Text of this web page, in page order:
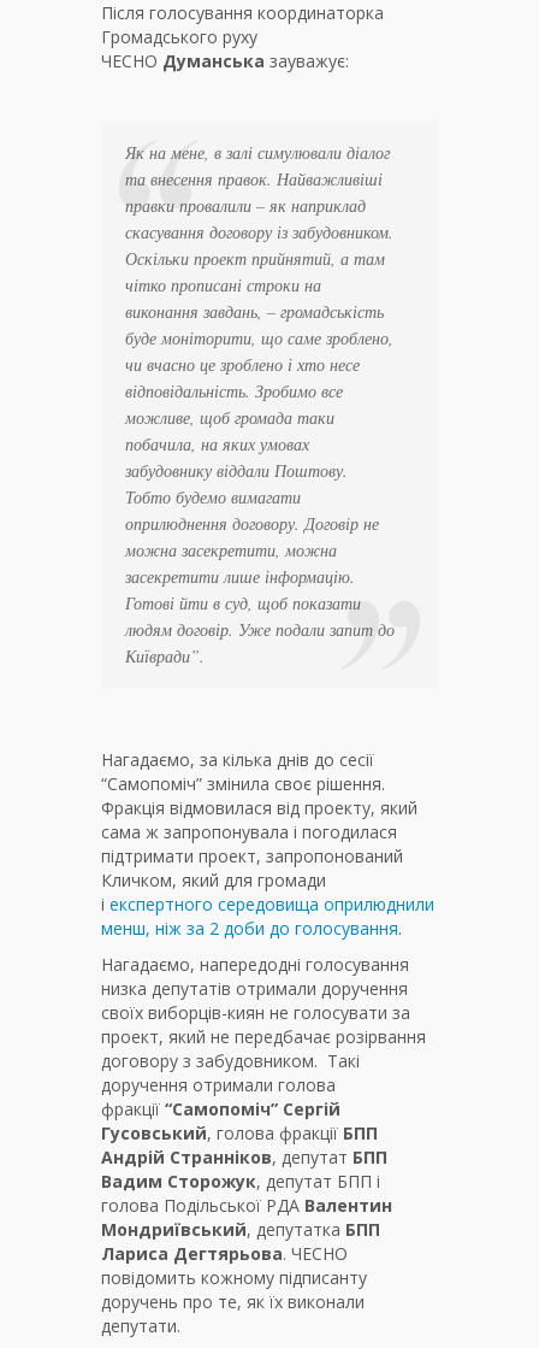
Після голосування координаторка
Громадського руху
ЧЕСНО Думанська зауважує:
Як на мене, в залі симулювали діалог
та внесення правок. Найважливіші
правки провалили – як наприклад
скасування договору із забудовником.
Оскільки проект прийнятий, а там
чітко прописані строки на
виконання завдань, – громадськість
буде моніторити, що саме зроблено,
чи вчасно це зроблено і хто несе
відповідальність. Зробимо все
можливе, щоб громада таки
побачила, на яких умовах
забудовнику віддали Поштову.
Тобто будемо вимагати
оприлюднення договору. Договір не
можна засекретити, можна
засекретити лише інформацію.
Готові йти в суд, щоб показати
людям договір. Уже подали запит до
Київради”.
Нагадаємо, за кілька днів до сесії
“Самопоміч” змінила своє рішення.
Фракція відмовилася від проекту, який
сама ж запропонувала і погодилася
підтримати проект, запропонований
Кличком, який для громади
і експертного середовища оприлюднили
менш, ніж за 2 доби до голосування.
Нагадаємо, напередодні голосування
низка депутатів отримали доручення
своїх виборців-киян не голосувати за
проект, який не передбачає розірвання
договору з забудовником. Такі
доручення отримали голова
фракції “Самопоміч” Сергій
Гусовський, голова фракції БПП
Андрій Странніков, депутат БПП
Вадим Сторожук, депутат БПП і
голова Подільської РДА Валентин
Мондриївський, депутатка БПП
Лариса Дегтярьова. ЧЕСНО
повідомить кожному підписанту
доручень про те, як їх виконали
депутати.